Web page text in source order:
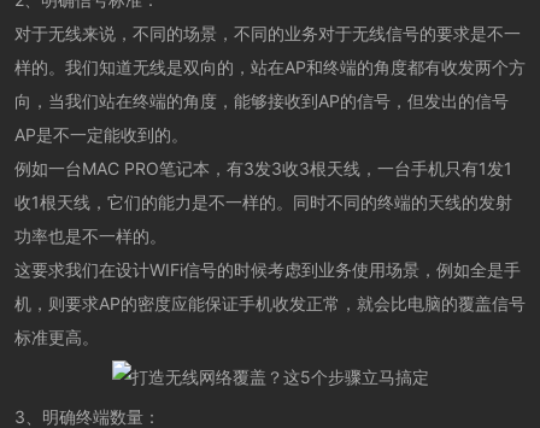
对于无线来说，不同的场景，不同的业务对于无线信号的要求是不一
样的。我们知道无线是双向的，站在AP和终端的角度都有收发两个方
向，当我们站在终端的角度，能够接收到AP的信号，但发出的信号
AP是不一定能收到的。
例如一台MAC PRO笔记本，有3发3收3根天线，一台手机只有1发1
收1根天线，它们的能力是不一样的。同时不同的终端的天线的发射
功率也是不一样的。
这要求我们在设计WIFi信号的时候考虑到业务使用场景，例如全是手
机，则要求AP的密度应能保证手机收发正常，就会比电脑的覆盖信号
标准更高。
3、明确终端数量：